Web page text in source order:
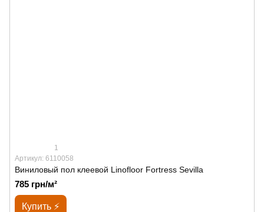
1
Артикул: 6110058
Виниловый пол клеевой Linofloor Fortress Sevilla
785 грн/м²
Купить ⚡